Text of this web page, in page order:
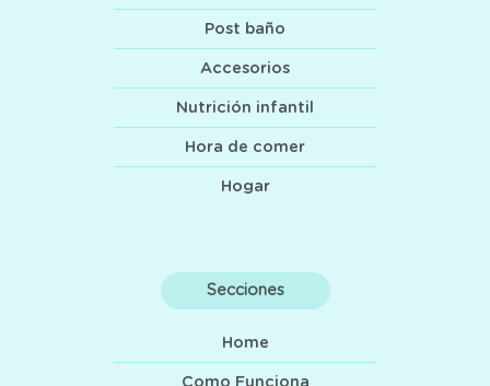
Post baño
Accesorios
Nutrición infantil
Hora de comer
Hogar
Secciones
Home
Como Funciona